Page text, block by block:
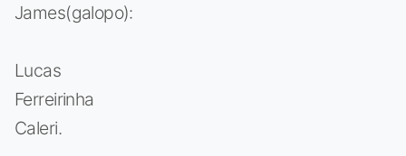
James(galopo):
Lucas
Ferreirinha
Caleri.